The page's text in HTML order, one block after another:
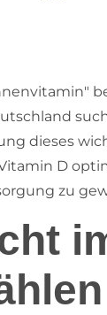
dieses
D
zu